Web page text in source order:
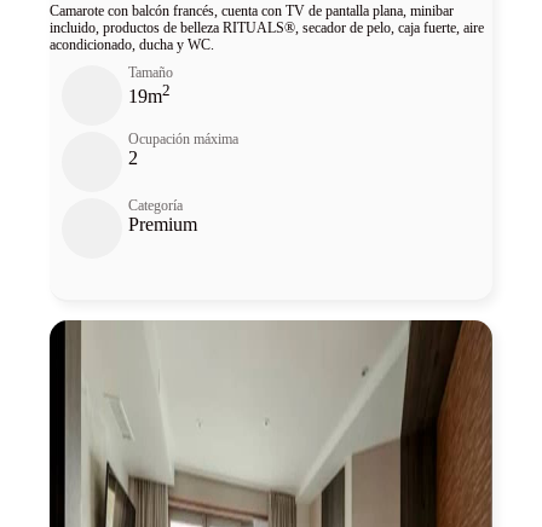
Camarote con balcón francés, cuenta con TV de pantalla plana, minibar
incluido, productos de belleza RITUALS®, secador de pelo, caja fuerte, aire
acondicionado, ducha y WC.
Tamaño
19m2
Ocupación máxima
2
Categoría
Premium